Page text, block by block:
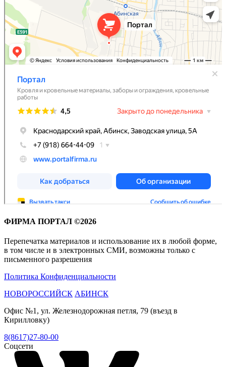
ФИРМА ПОРТАЛ ©2026
Перепечатка материалов и использование их в любой форме,
в том числе и в электронных СМИ, возможны только с
письменного разрешения
Политика Конфиденциальности
НОВОРОССИЙСК АБИНСК
Офис №1, ул. Железнодорожная петля, 79 (въезд в
Кирилловку)
8(8617)27-80-00
Соцсети